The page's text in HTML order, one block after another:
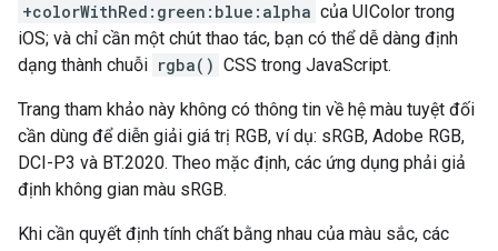
+colorWithRed:green:blue:alpha của UIColor trong
iOS; và chỉ cần một chút thao tác, bạn có thể dễ dàng định
dạng thành chuỗi rgba() CSS trong JavaScript.
Trang tham khảo này không có thông tin về hệ màu tuyệt đối
cần dùng để diễn giải giá trị RGB, ví dụ: sRGB, Adobe RGB,
DCI-P3 và BT.2020. Theo mặc định, các ứng dụng phải giả
định không gian màu sRGB.
Khi cần quyết định tính chất bằng nhau của màu sắc, các